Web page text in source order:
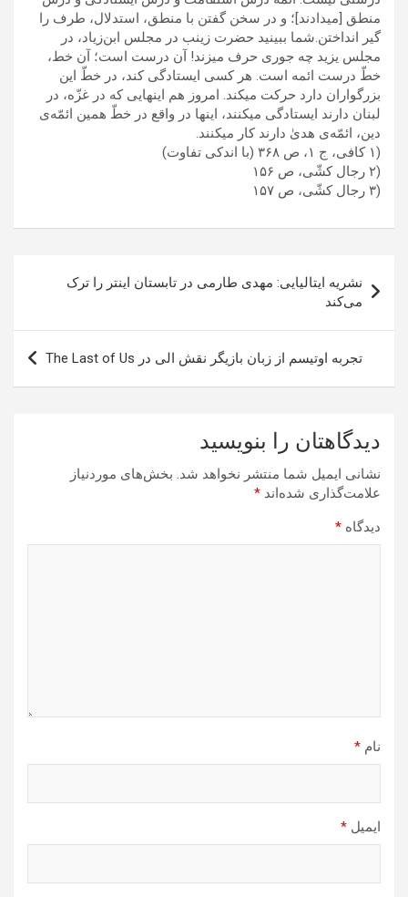
منطق [میدادند]؛ و در سخن گفتن با منطق، استدلال، طرف را
گیر انداختن.شما ببینید حضرت زینب در مجلس ابن‌زیاد، در
مجلس یزید چه جوری حرف میزند! آن درست است؛ آن خط،
خطّ درست ائمه است. هر کسی ایستادگی کند، در خطّ این
بزرگواران دارد حرکت میکند. امروز هم اینهایی که در غزّه، در
لبنان دارند ایستادگی میکنند، اینها در واقع در خطّ همین ائمّه‌ی
دین، ائمّه‌ی هدیٰ دارند کار میکنند.
(۱ کافی، ج ۱، ص ۳۶۸ (با اندکی تفاوت)
(۲ رجال کشّی، ص ۱۵۶
(۳ رجال کشّی، ص ۱۵۷
نوشته
نشریه ایتالیایی: مهدی طارمی در تابستان اینتر را ترک
می‌کند
تجربه اوتیسم از زبان بازیگر نقش الی در The Last of Us
دیدگاهتان را بنویسید
نشانی ایمیل شما منتشر نخواهد شد. بخش‌های موردنیاز
علامت‌گذاری شده‌اند *
دیدگاه *
نام *
ایمیل *